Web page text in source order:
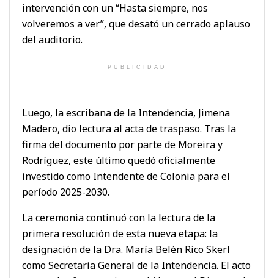
intervención con un “Hasta siempre, nos
volveremos a ver”, que desató un cerrado aplauso
del auditorio.
PUBLICIDAD
Luego, la escribana de la Intendencia, Jimena
Madero, dio lectura al acta de traspaso. Tras la
firma del documento por parte de Moreira y
Rodríguez, este último quedó oficialmente
investido como Intendente de Colonia para el
período 2025-2030.
La ceremonia continuó con la lectura de la
primera resolución de esta nueva etapa: la
designación de la Dra. María Belén Rico Skerl
como Secretaria General de la Intendencia. El acto